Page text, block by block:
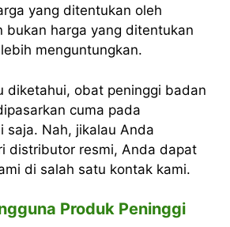
yang ditentukan oleh
bukan harga yang ditentukan
menguntungkan.
diketahui, obat peninggi badan
cuma pada
saja. Nah, jikalau Anda
distributor resmi, Anda dapat
di salah satu kontak kami.
Produk Peninggi